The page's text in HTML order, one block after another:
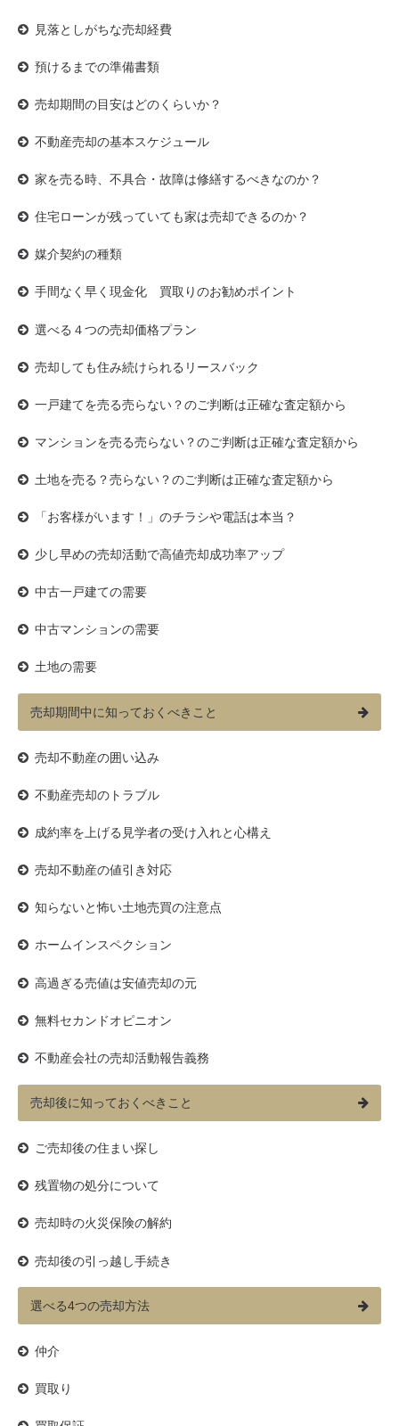
見落としがちな売却経費
預けるまでの準備書類
売却期間の目安はどのくらいか？
不動産売却の基本スケジュール
家を売る時、不具合・故障は修繕するべきなのか？
住宅ローンが残っていても家は売却できるのか？
媒介契約の種類
手間なく早く現金化 買取りのお勧めポイント
選べる４つの売却価格プラン
売却しても住み続けられるリースバック
一戸建てを売る売らない？のご判断は正確な査定額から
マンションを売る売らない？のご判断は正確な査定額から
土地を売る？売らない？のご判断は正確な査定額から
「お客様がいます！」のチラシや電話は本当？
少し早めの売却活動で高値売却成功率アップ
中古一戸建ての需要
中古マンションの需要
土地の需要
売却期間中に知っておくべきこと
売却不動産の囲い込み
不動産売却のトラブル
成約率を上げる見学者の受け入れと心構え
売却不動産の値引き対応
知らないと怖い土地売買の注意点
ホームインスペクション
高過ぎる売値は安値売却の元
無料セカンドオピニオン
不動産会社の売却活動報告義務
売却後に知っておくべきこと
ご売却後の住まい探し
残置物の処分について
売却時の火災保険の解約
売却後の引っ越し手続き
選べる4つの売却方法
仲介
買取り